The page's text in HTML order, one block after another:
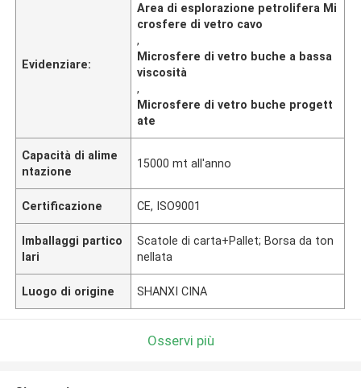
Evidenziare:
Area di esplorazione petrolifera Mi
crosfere di vetro cavo
,
Microsfere di vetro buche a bassa
viscosità
,
Microsfere di vetro buche progett
ate
Capacità di alime
ntazione
15000 mt all'anno
Certificazione CE, ISO9001
Imballaggi partico
lari
Scatole di carta+Pallet; Borsa da ton
nellata
Luogo di origine SHANXI CINA
Osservi più